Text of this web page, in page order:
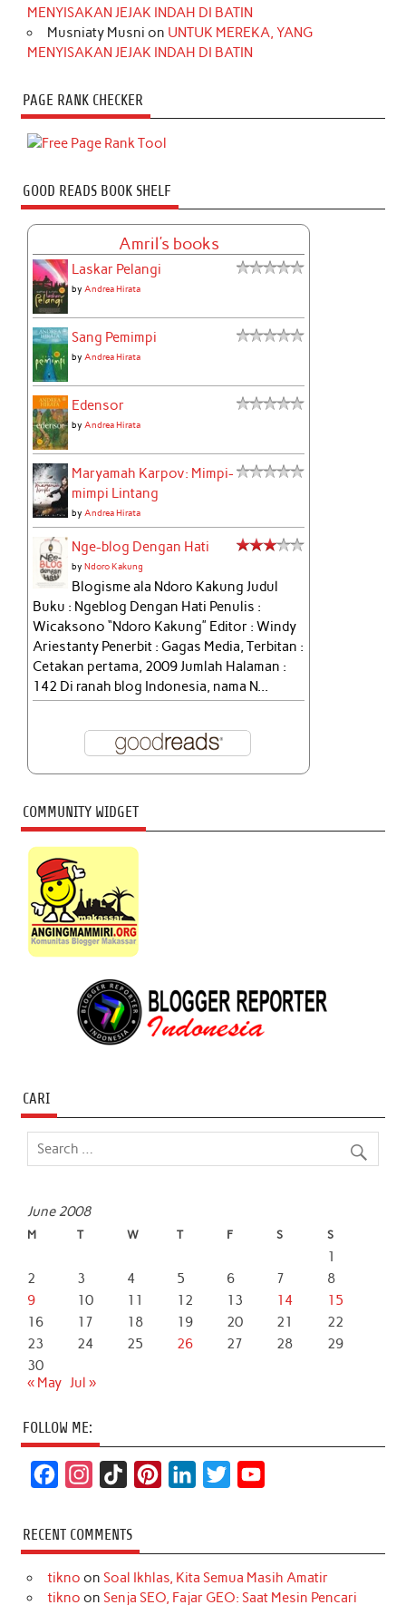
MENYISAKAN JEJAK INDAH DI BATIN
Musniaty Musni on UNTUK MEREKA, YANG
MENYISAKAN JEJAK INDAH DI BATIN
PAGE RANK CHECKER
GOOD READS BOOK SHELF
Amril's books
Laskar Pelangi
byAndrea Hirata
Sang Pemimpi
byAndrea Hirata
Edensor
byAndrea Hirata
Maryamah Karpov: Mimpi-
mimpi Lintang
byAndrea Hirata
Nge-blog Dengan Hati
byNdoro Kakung
Blogisme ala Ndoro Kakung Judul
Buku : Ngeblog Dengan Hati Penulis :
Wicaksono “Ndoro Kakung” Editor : Windy
Ariestanty Penerbit : Gagas Media, Terbitan :
Cetakan pertama, 2009 Jumlah Halaman :
142 Di ranah blog Indonesia, nama N...
COMMUNITY WIDGET
CARI
June 2008
M T W T F S S
1
2
3 4 5 6 7
8
9
10 11 12 13 14
15
16
17 18 19 20 21
22
23
24 25 26 27 28
29
30
« May Jul »
FOLLOW ME:
c
e
b
s
t
a
k
T
o
t
e
k
e
t
t
T
u
RECENT COMMENTS
tikno on Soal Ikhlas, Kita Semua Masih Amatir
tikno on Senja SEO, Fajar GEO: Saat Mesin Pencari